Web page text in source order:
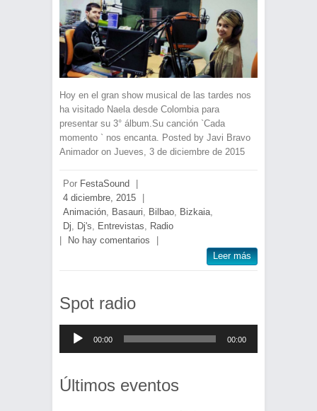
Hoy en el gran show musical de las tardes nos
ha visitado Naela desde Colombia para
presentar su 3° álbum.Su canción `Cada
momento ` nos encanta. Posted by Javi Bravo
Animador on Jueves, 3 de diciembre de 2015
Por FestaSound
4 diciembre, 2015
Animación
Basauri Bilbao Bizkaia
Dj
Dj's Entrevistas
Radio
No hay comentarios
Leer más
Spot radio
Reproductor
00:00 00:00
Últimos eventos